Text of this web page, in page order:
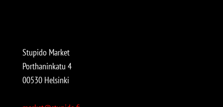
Stupido Market
Porthaninkatu 4
00530 Helsinki